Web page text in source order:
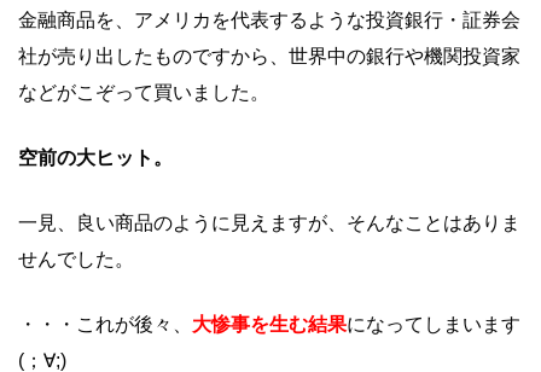
金融商品を、アメリカを代表するような投資銀行・証券会
社が売り出したものですから、世界中の銀行や機関投資家
などがこぞって買いました。
空前の大ヒット。
一見、良い商品のように見えますが、そんなことはありま
せんでした。
・・・これが後々、 大惨事を生む結果になってしまいます
(；∀;)